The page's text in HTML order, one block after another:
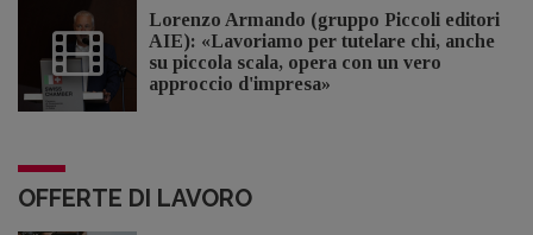
Lorenzo Armando (gruppo Piccoli editori
AIE): «Lavoriamo per tutelare chi, anche
su piccola scala, opera con un vero
approccio d'impresa»
OFFERTE DI LAVORO